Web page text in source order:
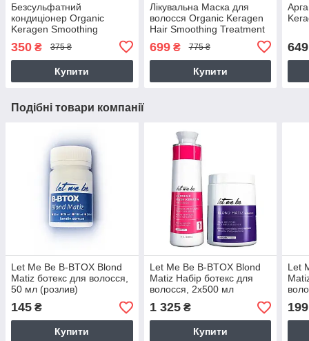
Безсульфатний
кондиціонер Organic
Keragen Smoothing
Conditioner з кератином,
250 г (розлив)
350 ₴ 375 ₴
Купити
Лікувальна Маска для
волосся Organic Keragen
Hair Smoothing Treatment
699₴ 775 ₴
Купити
649
Подібні товари компанії
Let Me Be B-BTOX Blond
Matiz ботекс для волосся,
50 мл (розлив)
145 ₴
Купити
Let Me Be B-BTOX Blond
Matiz Набір ботекс для
волосся, 2x500 мл
(розлив)
1 325₴
Купити
Let
199